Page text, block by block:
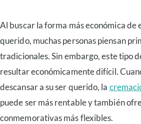
Al buscar la forma más económica de
querido, muchas personas piensan
tradicionales. Sin embargo, este tipo
resultar económicamente difícil.
descansar a su ser querido, la
puede ser más rentable y también
conmemorativas más flexibles.